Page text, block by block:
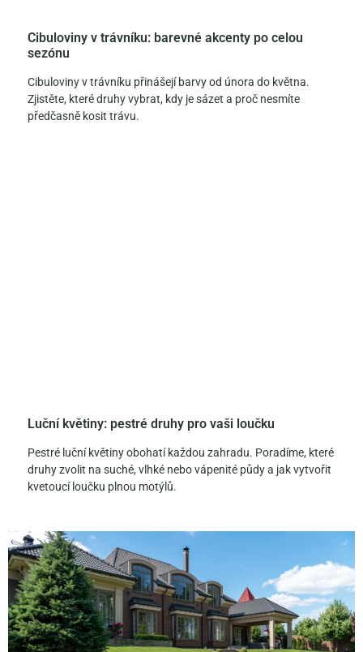
Cibuloviny v trávníku: barevné akcenty po celou
sezónu
Cibuloviny v trávníku přinášejí barvy od února do května.
Zjistěte, které druhy vybrat, kdy je sázet a proč nesmíte
předčasně kosit trávu.
Luční květiny: pestré druhy pro vaši loučku
Pestré luční květiny obohatí každou zahradu. Poradíme, které
druhy zvolit na suché, vlhké nebo vápenité půdy a jak vytvořit
kvetoucí loučku plnou motýlů.